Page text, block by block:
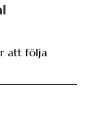
att följa